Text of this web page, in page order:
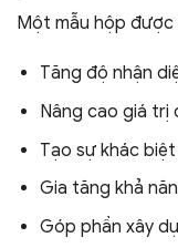
Một mẫu hộp
Tăng độ nhận
Nâng cao giá trị
Tạo sự khác
Gia tăng khả
Góp phần xây